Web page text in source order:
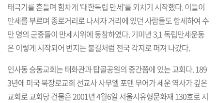
태극기를 흔들며 힘차게 '대한독립 만세'를 외치기 시작했다. 이들이
만세를 부르며 종로거리로 나서자 거리에 있던 사람들도 합세하여 수
만 명의 군중들이 만세시위에 동참하였다. 기미년 3,1 독립만세운동
은 이렇게 시작되어 번지는 불길처럼 전국 각지로 퍼져 나갔다.
인사동 승동교회는 태화관과 탑골공원의 중간쯤에 있는 교회다. 189
3년에 미국 북장로교회 선교사 사무엘 포맨 무어가 세운 역사가 깊은
교회로 교회당 건물은 2001년 4월6일 서울시유형문화재 130호로 지